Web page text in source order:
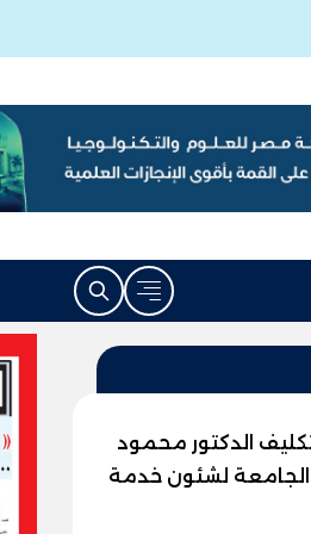
الدكتور محمود
الجامعة لشئون خدمة